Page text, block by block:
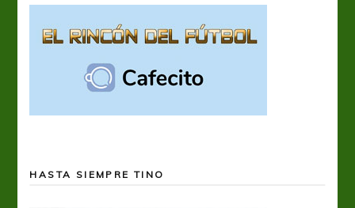
HASTA SIEMPRE TINO